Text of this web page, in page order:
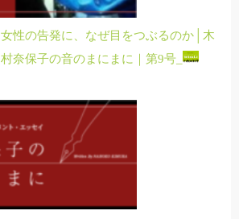
女性の告発に、なぜ目をつぶるのか│木
村奈保子の音のまにまに｜第9号_